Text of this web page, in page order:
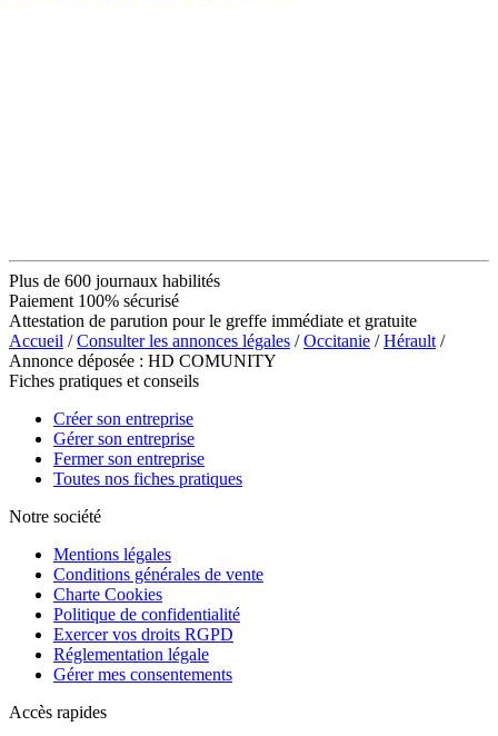
Plus de 600 journaux habilités
Paiement 100% sécurisé
Attestation de parution pour le greffe immédiate et gratuite
Accueil /Consulter les annonces légales /Occitanie /Hérault /
Annonce déposée : HD COMUNITY
Fiches pratiques et conseils
Créer son entreprise
Gérer son entreprise
Fermer son entreprise
Toutes nos fiches pratiques
Notre société
Mentions légales
Conditions générales de vente
Charte Cookies
Politique de confidentialité
Exercer vos droits RGPD
Réglementation légale
Gérer mes consentements
Accès rapides